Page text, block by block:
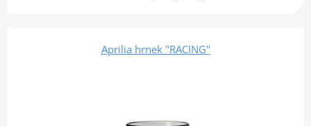
Aprilia hrnek "RACING"